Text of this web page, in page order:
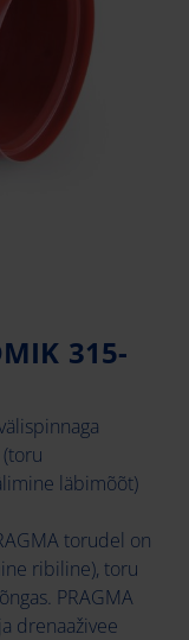
315-
läbimõõt)
torudel on
ribiline), toru
PRAGMA
drenaaživee